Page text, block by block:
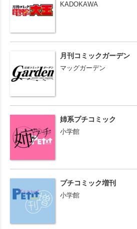
KADOKAWA
月刊コミックガーデン
マッグガーデン
姉系プチコミック
小学館
プチコミック増刊
小学館